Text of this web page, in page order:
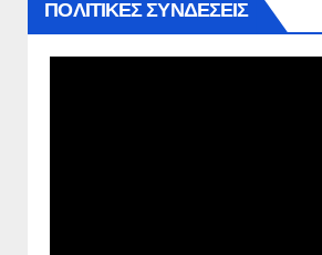
ΠΟΛΙΤΙΚΕΣ ΣΥΝΔΕΣΕΙΣ